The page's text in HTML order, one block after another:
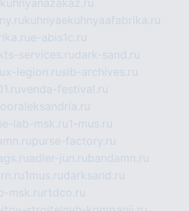
kuhnyaekuhnyaafabrika.ru
e-abis1c.ru
kts-services.rudark-sand.ru
x-legion.rusib-archives.ru
venda-festival.ru
lab-msk.ru1-mus.ru
purse-factory.ru
adler-jun.rubandamn.ru
1mus.rudarksand.ru
msk.ru rtdco.ru